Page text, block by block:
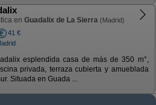
en Guadalix de La Sierra (Madrid)
41 €
esplendida casa de más de 350 m°,
privada, terraza cubierta y amueblada
Situada en Guada ...